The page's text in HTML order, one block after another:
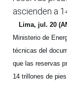
ascienden a
Lima, jul. 20
Ministerio de
técnicas del
que las reservas
14 trillones de